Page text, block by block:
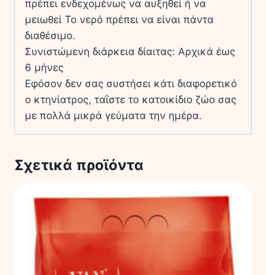
πρέπει ενδεχομένως να αυξηθεί ή να
μειωθεί Το νερό πρέπει να είναι πάντα
διαθέσιμο.
Συνιστώμενη διάρκεια δίαιτας: Αρχικά έως
6 μήνες
Εφόσον δεν σας συστήσει κάτι διαφορετικό
ο κτηνίατρος, ταΐστε το κατοικίδιο ζώο σας
με πολλά μικρά γεύματα την ημέρα.
Σχετικά προϊόντα